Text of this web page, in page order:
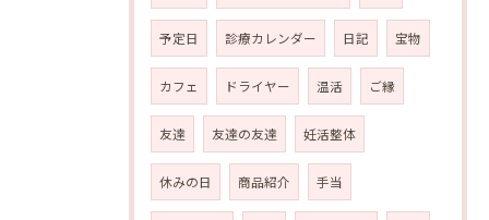
予定日 診療カレンダー 日記 宝物
カフェ ドライヤー 温活 ご縁
友達 友達の友達 妊活整体
休みの日 商品紹介 手当